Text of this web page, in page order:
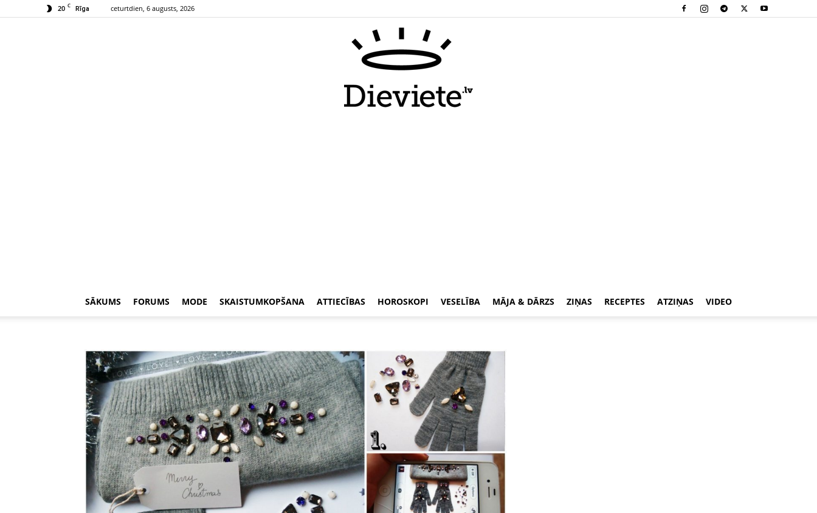
20 C Rīga ceturtdien, 6 augusts, 2026
SĀKUMS FORUMS MODE SKAISTUMKOPŠANA ATTIECĪBAS HOROSKOPI VESELĪBA MĀJA & DĀRZS ZIŅAS RECEPTES ATZIŅAS VIDEO